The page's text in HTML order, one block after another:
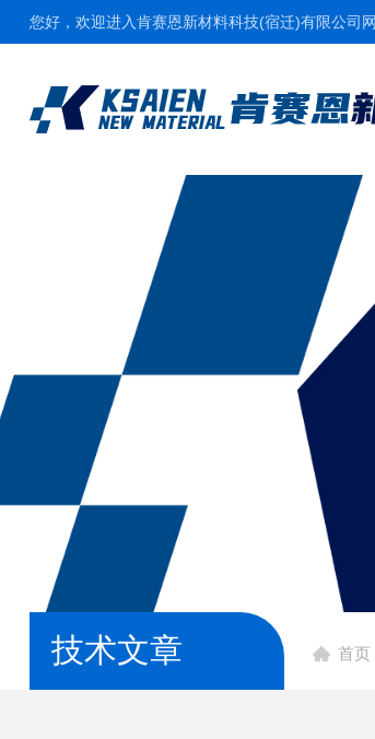
您好，欢迎进入肯赛恩新材料科技(宿迁)有限公司网
技术文章 首页